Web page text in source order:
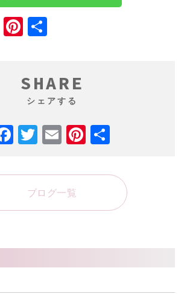
EmailPinterest
SHARE
シェアする
Facebook
Twitter
EmailPinterest
ブログ一覧